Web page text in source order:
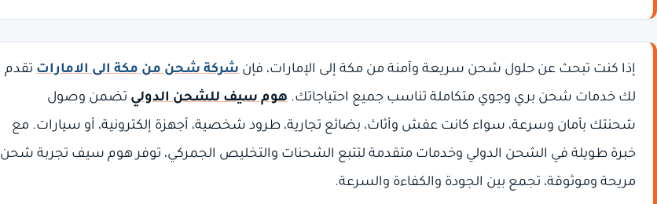
إذا كنت تبحث عن حلول شحن سريعة وآمنة من مكة إلى الإمارات، فإن شركة شحن من مكة الى الامارات تقدم
لك خدمات شحن بري وجوي متكاملة تناسب جميع احتياجاتك. هوم سيف للشحن الدولي تضمن وصول
شحنتك بأمان وسرعة، سواء كانت عفش وأثاث، بضائع تجارية، طرود شخصية، أجهزة إلكترونية، أو سيارات. مع
خبرة طويلة في الشحن الدولي وخدمات متقدمة لتتبع الشحنات والتخليص الجمركي، توفر هوم سيف تجربة شحن
مريحة وموثوقة، تجمع بين الجودة والكفاءة والسرعة.